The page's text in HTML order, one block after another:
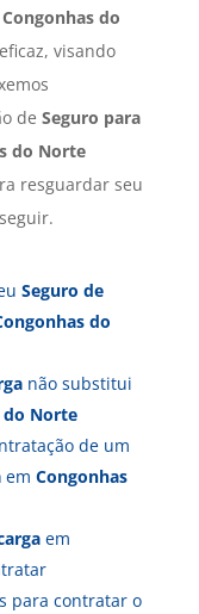
Congonhas do
visando
de Seguro para
do Norte
resguardar seu
Seguro de
do
não substitui
do Norte
de um
em Congonhas
em
para contratar o